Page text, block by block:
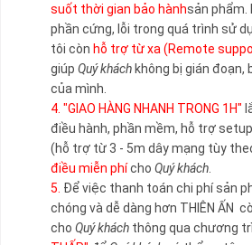
suốt thời gian bảo hànhsản phẩm.
phần cứng, lỗi trong quá trình sử
tôi còn hỗ trợ từ xa (Remote
giúp Quý khách không bị gián đoạn,
của mình.
4. "GIAO HÀNG NHANH TRONG 1H"
điều hành, phần mềm, hỗ trợ
(hỗ trợ từ 3 - 5m dây mạng tùy
điều miễn phícho Quý khách
5. Để việc thanh toán chi phí sản
chóng và dễ dàng hơn THIÊN ẤN
cho Quý khách thông qua chương